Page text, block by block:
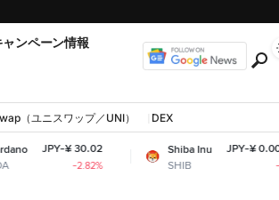
ャンペーン情報
（ユニスワップ／UNI） DEX
-2.82%
Shiba Inu
SHIB
JPY-¥ 0.000747